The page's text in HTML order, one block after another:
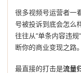
很多视频号运营者一
号被投诉到底会怎么
往往从“单条内容违
断你的商业变现之路。
最直接的打击是流量